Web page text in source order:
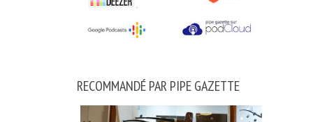
RECOMMANDÉ PAR PIPE GAZETTE